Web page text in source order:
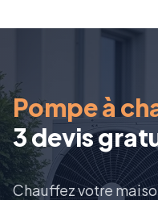
Pompe à
3 devis
Chauffez votre